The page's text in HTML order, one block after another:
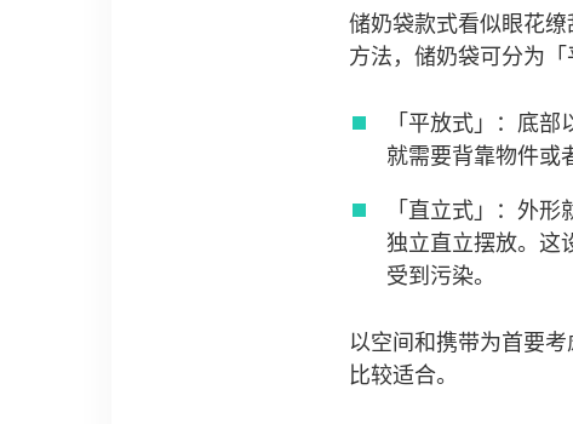
储奶袋款式看似眼花
方法，储奶袋可分为「
「平放式」：底
就需要背靠物件或
「直立式」：外
独立直立摆放。这
受到污染。
以空间和携带为首要
比较适合。